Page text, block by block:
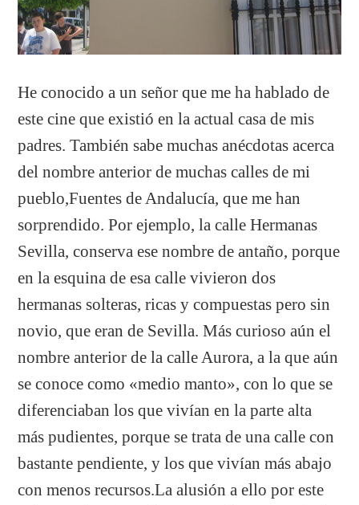
He conocido a un señor que me ha hablado de
este cine que existió en la actual casa de mis
padres. También sabe muchas anécdotas acerca
del nombre anterior de muchas calles de mi
pueblo,Fuentes de Andalucía, que me han
sorprendido. Por ejemplo, la calle Hermanas
Sevilla, conserva ese nombre de antaño, porque
en la esquina de esa calle vivieron dos
hermanas solteras, ricas y compuestas pero sin
novio, que eran de Sevilla. Más curioso aún el
nombre anterior de la calle Aurora, a la que aún
se conoce como «medio manto», con lo que se
diferenciaban los que vivían en la parte alta
más pudientes, porque se trata de una calle con
bastante pendiente, y los que vivían más abajo
con menos recursos.La alusión a ello por este